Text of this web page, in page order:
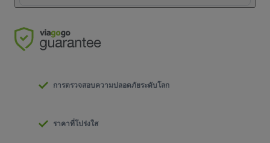
การตรวจสอบความปลอดภัยระดับโลก
ราคาที่โปร่งใส